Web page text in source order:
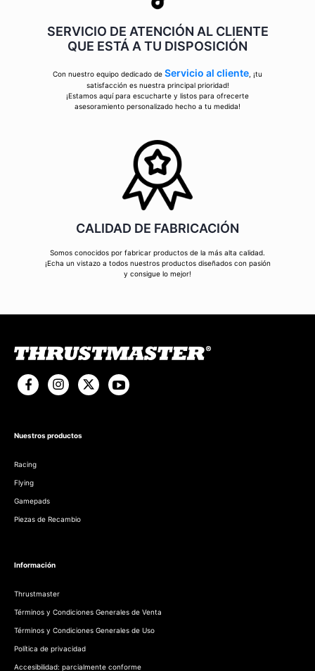
SERVICIO DE ATENCIÓN AL CLIENTE
QUE ESTÁ A TU DISPOSICIÓN
Con nuestro equipo dedicado de Servicio al cliente , ¡tu
satisfacción es nuestra principal prioridad!
¡Estamos aquí para escucharte y listos para ofrecerte
asesoramiento personalizado hecho a tu medida!
CALIDAD DE FABRICACIÓN
Somos conocidos por fabricar productos de la más alta calidad.
¡Echa un vistazo a todos nuestros productos diseñados con pasión
y consigue lo mejor!
Nuestros productos
Racing
Flying
Gamepads
Piezas de Recambio
Información
Thrustmaster
Términos y Condiciones Generales de Venta
Términos y Condiciones Generales de Uso
Política de privacidad
Accesibilidad: parcialmente conforme